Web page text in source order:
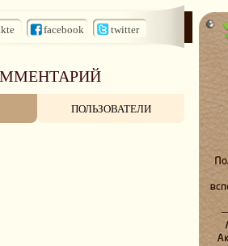
facebook twitter
ПОЛЬЗОВАТЕЛИ